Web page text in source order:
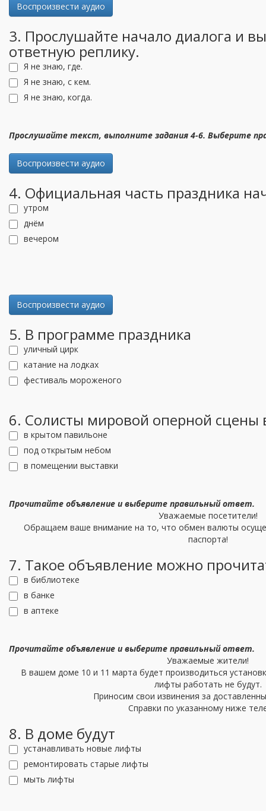
Воспроизвести аудио
3. Прослушайте начало диалога и
ответную реплику.
Я не знаю, где.
Я не знаю, с кем.
Я не знаю, когда.
Прослушайте текст, выполните задания 4-6. Выберите
Воспроизвести аудио
4. Официальная часть праздника
утром
днём
вечером
Воспроизвести аудио
5. В программе праздника
уличный цирк
катание на лодках
фестиваль мороженого
6. Солисты мировой оперной сцены
в крытом павильоне
под открытым небом
в помещении выставки
Прочитайте объявление и выберите правильный ответ.
Уважаемые посетители!
Обращаем ваше внимание на то, что обмен валюты
паспорта!
7. Такое объявление можно
в библиотеке
в банке
в аптеке
Прочитайте объявление и выберите правильный ответ.
Уважаемые жители!
В вашем доме 10 и 11 марта будет производиться
лифты работать не будут.
Приносим свои извинения за
Справки по указанному ниже
8. В доме будут
устанавливать новые лифты
ремонтировать старые лифты
мыть лифты